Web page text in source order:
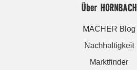
Über HORNBACH
MACHER Blog
Nachhaltigkeit
Marktfinder